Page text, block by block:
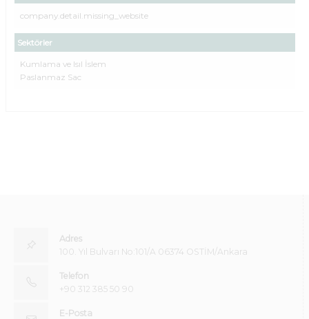
company.detail.missing_website
Sektörler
Kumlama ve Isıl İslem
Paslanmaz Sac
Adres
100. Yıl Bulvarı No:101/A 06374 OSTİM/Ankara
Telefon
+90 312 385 50 90
E-Posta